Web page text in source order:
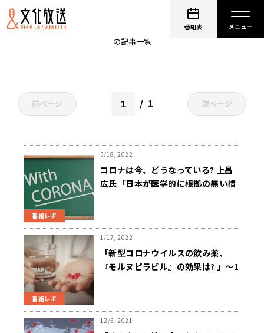
番組表
の記事一覧
前ページ 1 次ページ
番組レポ
3/18, 2022
コロナは今、どうなっている? 上昌
広氏「日本が医学的に根拠の無い措
番組レポ
1/17, 2022
「新型コロナウイルスの飲み薬、
『モルヌピラビル』の効果は? 」～1
12/5, 2021